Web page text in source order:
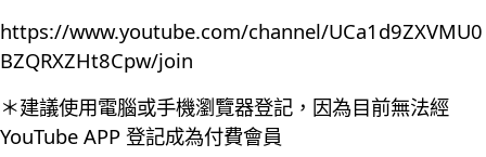
https://www.youtube.com/channel/UCa1d9ZXVMU0
BZQRXZHt8Cpw/join
＊建議使用電腦或手機瀏覽器登記，因為目前無法經
YouTube APP 登記成為付費會員